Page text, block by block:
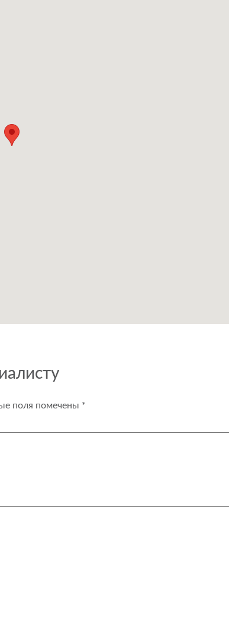
поля помечены *